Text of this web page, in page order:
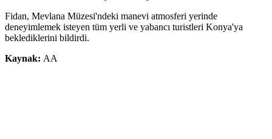
Fidan, Mevlana Müzesi'ndeki manevi atmosferi yerinde
deneyimlemek isteyen tüm yerli ve yabancı turistleri Konya'ya
beklediklerini bildirdi.
Kaynak: AA